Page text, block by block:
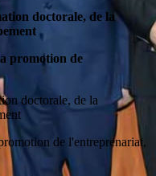
doctorale, de la
promotion de
doctorale, de la
de l'entreprenariat,